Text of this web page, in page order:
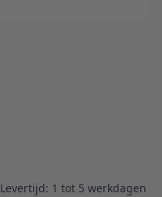
Levertijd: 1 tot 5 werkdagen